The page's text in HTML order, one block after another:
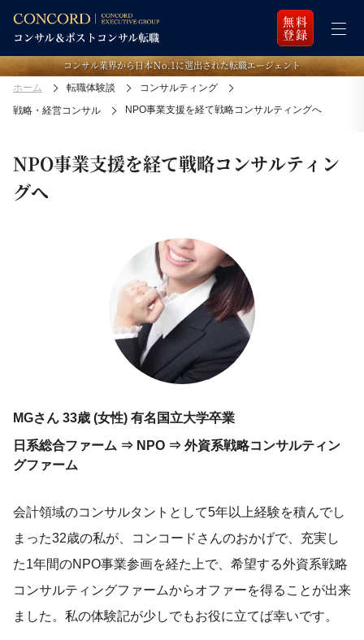
無料
登録
コンサル業界から日本Ｎo.1に選出された転職エージェント
ホーム 転職体験談
コンサルティング
戦略・経営コンサル
NPO事業支援を経て戦略コンサルティングへ
NPO事業支援を経て戦略コンサルティン
グへ
MGさん 33歳 (女性) 有名国立大学卒業
日系総合ファーム ⇒ NPO ⇒ 外資系戦略コンサルティン
グファーム
会計領域のコンサルタントとして5年以上経験を積んでし
まった32歳の私が、コンコードさんのおかげで、充実し
た1年間のNPO事業参画を経た上で、希望する外資系戦略
コンサルティングファームからオファーを得ることが出来
ました。私の体験記が少しでもお役に立てば幸いです。